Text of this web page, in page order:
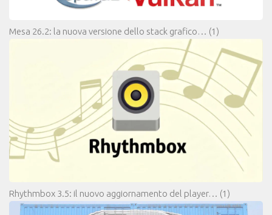
Mesa 26.2: la nuova versione dello stack grafico… (1)
Rhythmbox 3.5: il nuovo aggiornamento del player… (1)